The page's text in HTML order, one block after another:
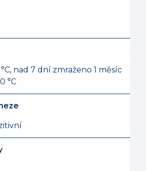
nad 7 dní zmraženo 1 měsíc
°C